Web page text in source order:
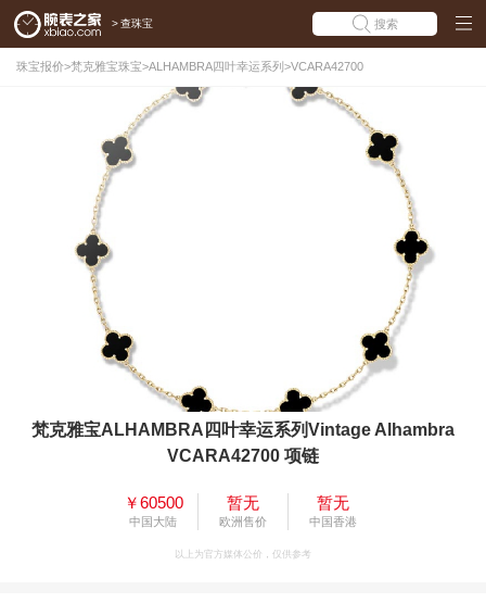
> 查珠宝 搜索
珠宝报价>梵克雅宝珠宝>ALHAMBRA四叶幸运系列 >VCARA42700
梵克雅宝ALHAMBRA四叶幸运系列Vintage Alhambra
VCARA42700 项链
￥60500
中国大陆
暂无
欧洲售价
暂无
中国香港
以上为官方媒体公价，仅供参考